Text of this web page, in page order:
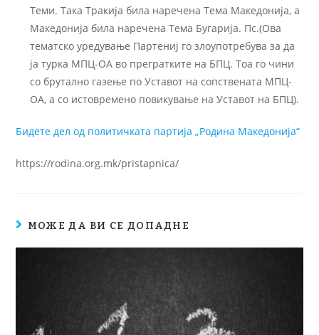
Теми. Така Тракија била наречена Тема Македонија, а
Македонија била наречена Тема Бугарија. Пс.(Ова
тематско уредување Партениј го злоупотребува за да
ја турка МПЦ-ОА во прегратките на БПЦ. Тоа го чини
со брутално газење по Уставот на сопствената МПЦ-
ОА, а со истовремено повикување на Уставот на БПЦ).
Бидете дел од политичката партија „Родина Македонија“
https://rodina.org.mk/pristapnica/
МОЖЕ ДА ВИ СЕ ДОПАДНЕ